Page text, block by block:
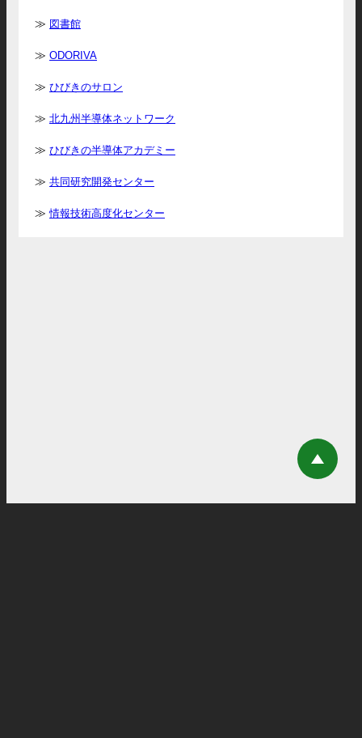
図書館
ODORIVA
ひびきのサロン
北九州半導体ネットワーク
ひびきの半導体アカデミー
共同研究開発センター
情報技術高度化センター